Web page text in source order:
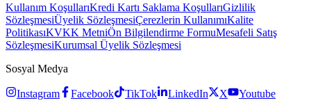
Kullanım KoşullarıKredi Kartı Saklama KoşullarıGizlilik
SözleşmesiÜyelik SözleşmesiÇerezlerin KullanımıKalite
PolitikasıKVKK MetniÖn Bilgilendirme FormuMesafeli Satış
SözleşmesiKurumsal Üyelik Sözleşmesi
Sosyal Medya
Instagram Facebook TikTok LinkedIn X
Youtube